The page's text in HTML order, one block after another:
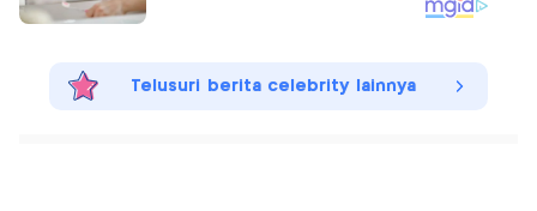
Telusuri berita celebrity lainnya